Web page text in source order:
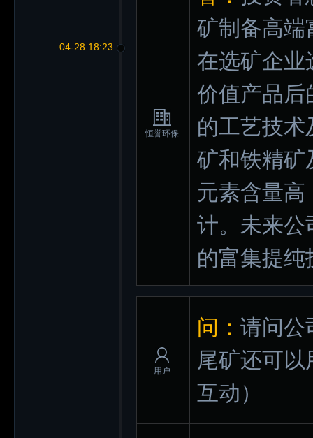
04-28 18:23
恒誉环保
矿制备高端
在选矿企业
价值产品后
的工艺技
矿和铁精矿
元素含量
计。未来公
的富集提
用户
问： 请问公
尾矿还可
互动）